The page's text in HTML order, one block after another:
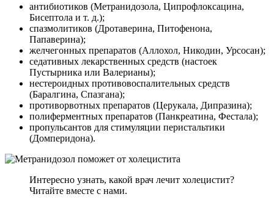
антибиотиков (Метранидозола, Ципрофлоксацина,
Бисептола и т. д.);
спазмолитиков (Дротаверина, Питофенона,
Папаверина);
желчегонных препаратов (Аллохол, Никодин, Урсосан);
седативных лекарственных средств (настоек
Пустырника или Валерианы);
нестероидных противовоспалительных средств
(Баралгина, Спазгана);
противорвотных препаратов (Церукала, Дипразина);
полиферментных препаратов (Панкреатина, Фестала);
пропульсантов для стимуляции перистальтики
(Домперидона).
Интересно узнать, какой врач лечит холецистит?
Читайте вместе с нами.